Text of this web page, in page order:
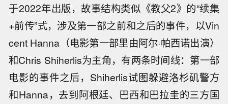
于2022年出版，故事结构类似《教父2》的“续集
+前传”式，涉及第一部之前和之后的事件，以Vin
cent Hanna（电影第一部里由阿尔·帕西诺出演）
和Chris Shiherlis为主角，有两条时间线：第一部
电影的事件之后，Shiherlis试图躲避洛杉矶警方
和Hanna，去到阿根廷、巴西和巴拉圭的三方国